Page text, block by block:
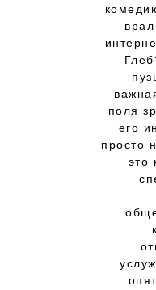
поля
его
просто
это